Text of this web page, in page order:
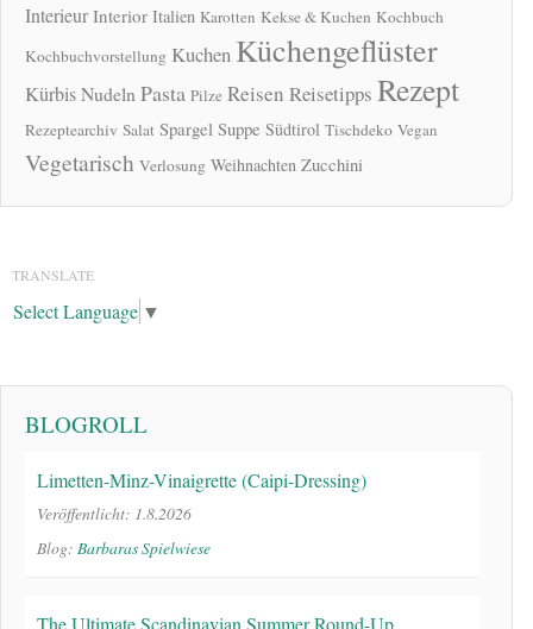
Interieur Interior Italien Karotten Kekse & Kuchen Kochbuch
Kochbuchvorstellung Kuchen Küchengeflüster
KürbisNudeln Pasta Pilze Reisen Reisetipps Rezept
Rezeptearchiv Salat Spargel Suppe Südtirol Tischdeko Vegan
Vegetarisch Verlosung Weihnachten Zucchini
TRANSLATE
Select Language ▼
BLOGROLL
Limetten-Minz-Vinaigrette (Caipi-Dressing)
Veröffentlicht: 1.8.2026
Blog: Barbaras Spielwiese
The Ultimate Scandinavian Summer Round-Up